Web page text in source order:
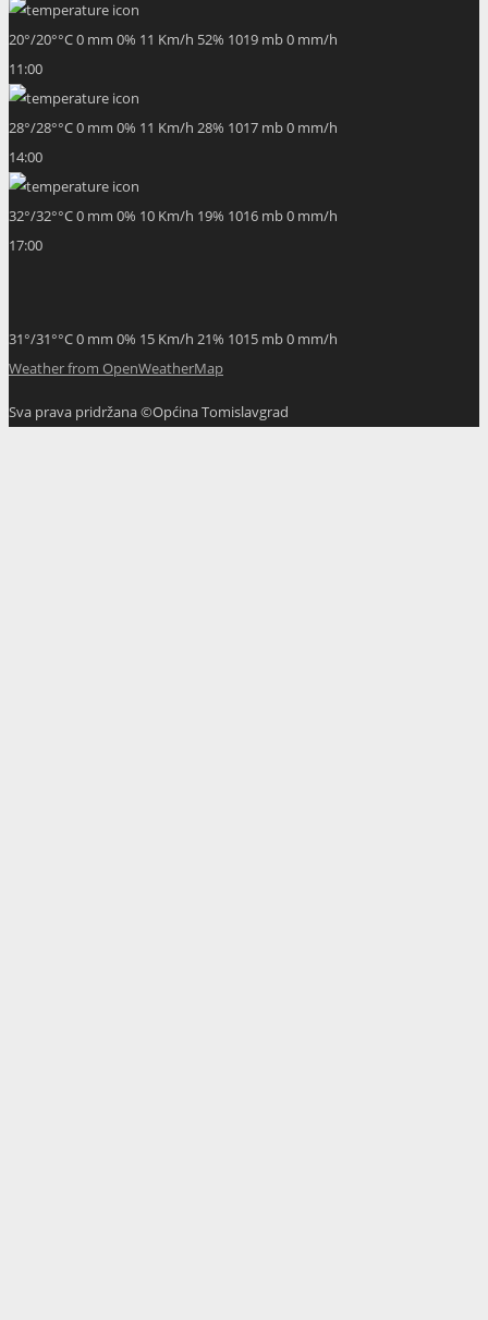
20°/20°°C0 mm 0% 11 Km/h 52% 1019 mb0 mm/h
11:00
28°/28°°C0 mm 0% 11 Km/h 28% 1017 mb0 mm/h
14:00
32°/32°°C0 mm 0% 10 Km/h 19% 1016 mb0 mm/h
17:00
31°/31°°C0 mm 0% 15 Km/h 21% 1015 mb0 mm/h
Weather from OpenWeatherMap
Sva prava pridržana ©Općina Tomislavgrad